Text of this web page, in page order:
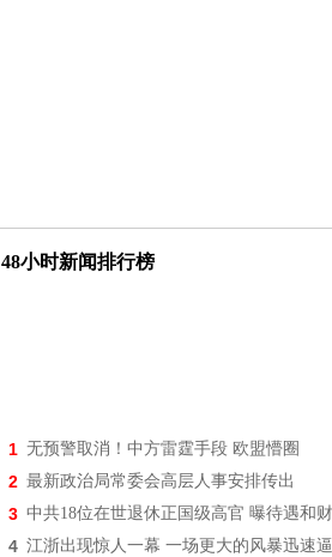
48小时新闻排行榜
1 无预警取消！中方雷霆手段 欧盟懵圈
2 最新政治局常委会高层人事安排传出
3 中共18位在世退休正国级高官 曝待遇和
4 江浙出现惊人一幕 一场更大的风暴迅速